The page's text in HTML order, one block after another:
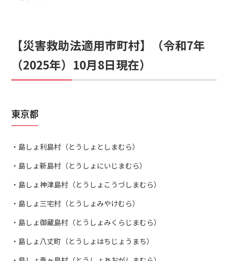
【災害救助法適用市町村】（令和7年
（2025年）10月8日現在）
東京都
島しょ利島村（とうしょとしまむら）
島しょ新島村（とうしょにいじまむら）
島しょ神津島村（とうしょこうづしまむら）
島しょ三宅村（とうしょみやけむら）
島しょ御蔵島村（とうしょみくらじまむら）
島しょ八丈町（とうしょはちじょうまち）